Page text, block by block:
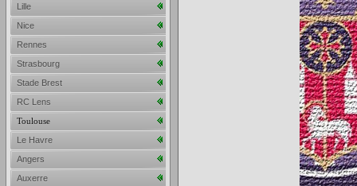
Lille
Nice
Rennes
Strasbourg
Stade Brest
RC Lens
Toulouse
Le Havre
Angers
Auxerre